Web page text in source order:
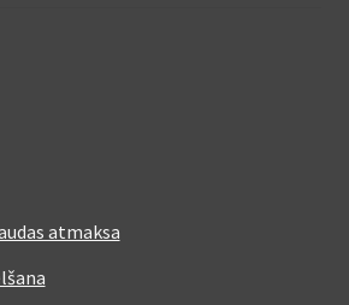
atmaksa